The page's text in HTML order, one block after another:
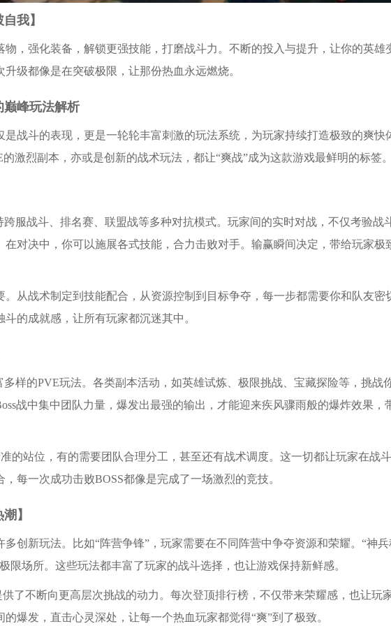
我】
，强化装备，解锁更强技能，打磨战斗力。不断的投入与提升，让你的英雄
级都像是在突破极限，让那份热血永远燃烧。
巅峰玩法解析
战斗的表现，更是一轮轮丰富刺激的玩法系统，为玩家持续打造极致的爽快
激烈副本，亦或是创新的战术玩法，都让“爽战”成为这款游戏最鲜明的标签。
跨服战斗、排名赛、联盟战等多种对抗模式。玩家间的实时对战，不仅考验战
对决中，你可以施展各式技能，合力击败对手。输赢瞬间决定，带给玩家极
从战术制定到技能配合，从资源控制到目标争夺，每一步都需要你和队友密
的成就感，让所有玩家都沉迷其中。
样的PVE玩法。各类副本活动，如英雄试炼、极限挑战、宝藏探险等，挑战
战中集中团队力量，爆发出最强的输出，才能迎来疾风骤雨般的爆炸效果，
的站位，有的需要团队合理分工，甚至还有战术调度。这一切都让玩家在战
每一次成功击败BOSS都像是完成了一场激烈的竞技。
】
创新玩法。比如“阵营争锋”，玩家需要在不同阵营中争夺资源和荣耀。“神兵
限场所。这些玩法都丰富了玩家的战斗选择，也让游戏保持新鲜感。
了不断向更高层次挑战的动力。每次登顶排行榜，不仅带来荣耀感，也让玩
爆发，直击心灵深处，让每一个热血玩家都觉得“爽”到了极致。